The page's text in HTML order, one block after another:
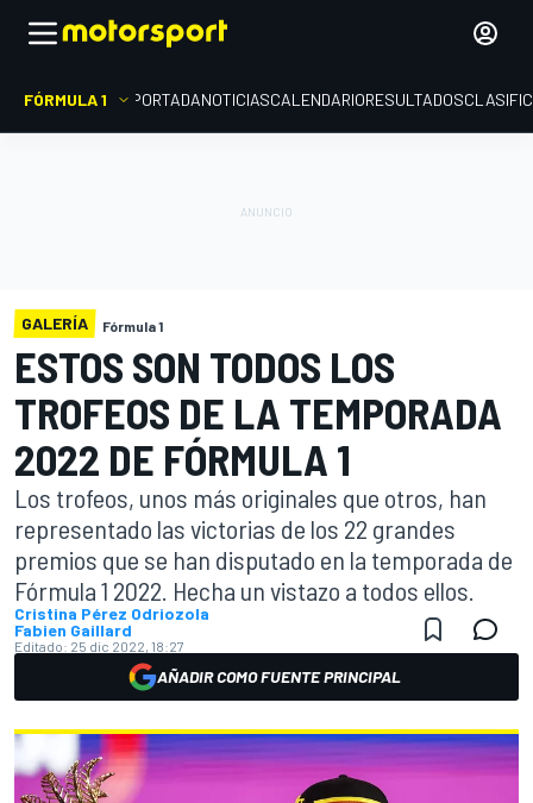
FÓRMULA 1 PORTADANOTICIASCALENDARIORESULTADOS
GALERÍA Fórmula 1
ESTOS SON TODOS LOS
TROFEOS DE LA TEMPORADA
2022 DE FÓRMULA 1
Los trofeos, unos más originales que otros, han
representado las victorias de los 22 grandes
premios que se han disputado en la temporada de
Fórmula 1 2022. Hecha un vistazo a todos ellos.
Cristina Pérez Odriozola
Fabien Gaillard
Editado: 25 dic 2022, 18:27
AÑADIR COMO FUENTE PRINCIPAL